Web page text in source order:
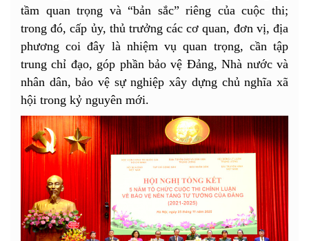
tầm quan trọng và “bản sắc” riêng của cuộc thi;
trong đó, cấp ủy, thủ trưởng các cơ quan, đơn vị, địa
phương coi đây là nhiệm vụ quan trọng, cần tập
trung chỉ đạo, góp phần bảo vệ Đảng, Nhà nước và
nhân dân, bảo vệ sự nghiệp xây dựng chủ nghĩa xã
hội trong kỷ nguyên mới.